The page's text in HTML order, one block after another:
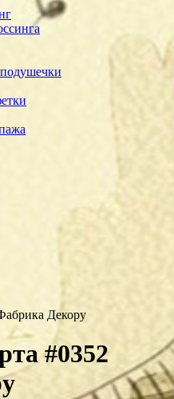
Декору
#0352